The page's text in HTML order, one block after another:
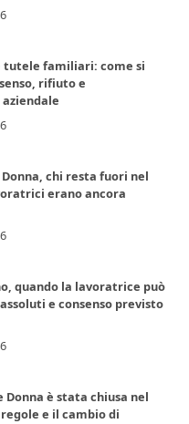
tutele familiari: come si
rifiuto e
Donna, chi resta fuori nel
erano ancora
quando la lavoratrice può
e consenso previsto
Donna è stata chiusa nel
e il cambio di